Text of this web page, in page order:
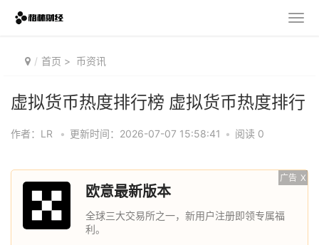
首页 > 币资讯
虚拟货币热度排行榜 虚拟货币热度排行
作者：LR • 更新时间：2026-07-07 15:58:41 • 阅读 0
广告 X
欧意最新版本
全球三大交易所之一，新用户注册即领专属福
利。